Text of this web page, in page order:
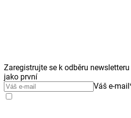
Zaregistrujte se k odběru
jako první
Váš e-mail